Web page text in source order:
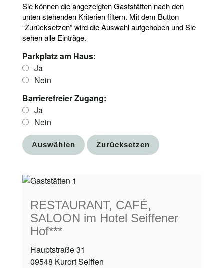
Sie können die angezeigten Gaststätten nach den
unten stehenden Kriterien filtern. Mit dem Button
“Zurücksetzen” wird die Auswahl aufgehoben und Sie
sehen alle Einträge.
Parkplatz am Haus:
Ja
Nein
Barrierefreier Zugang:
Ja
Nein
RESTAURANT, CAFÉ,
SALOON im Hotel Seiffener
Hof***
Hauptstraße 31
09548 Kurort Seiffen